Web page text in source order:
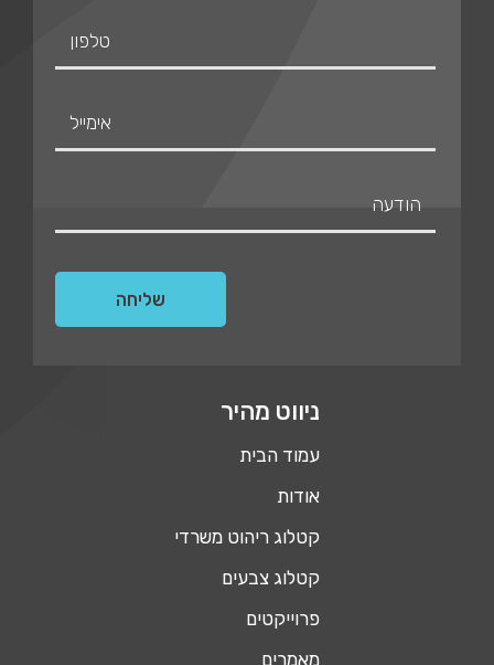
ניווט מהיר
עמוד הבית
אודות
קטלוג ריהוט משרדי
קטלוג צבעים
פרוייקטים
מאמרים